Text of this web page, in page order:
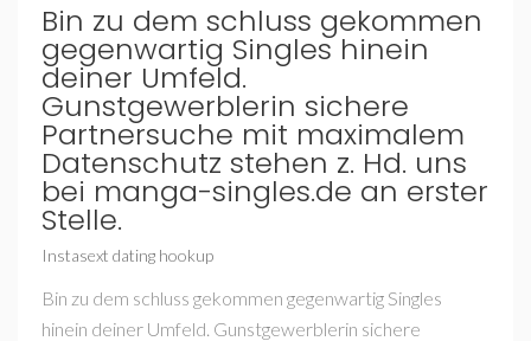
Bin zu dem schluss gekommen
gegenwartig Singles hinein
deiner Umfeld.
Gunstgewerblerin sichere
Partnersuche mit maximalem
Datenschutz stehen z. Hd. uns
bei manga-singles.de an erster
Stelle.
Instasext dating hookup
Bin zu dem schluss gekommen gegenwartig Singles
hinein deiner Umfeld. Gunstgewerblerin sichere